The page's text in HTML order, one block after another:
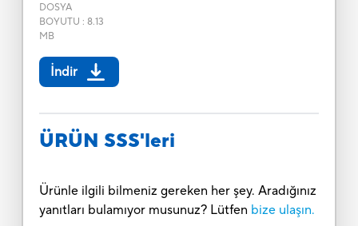
DOSYA
BOYUTU : 8.13
MB
İndir
ÜRÜN SSS'leri
Ürünle ilgili bilmeniz gereken her şey. Aradığınız
yanıtları bulamıyor musunuz? Lütfen bize ulaşın.